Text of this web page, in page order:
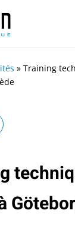
» Training